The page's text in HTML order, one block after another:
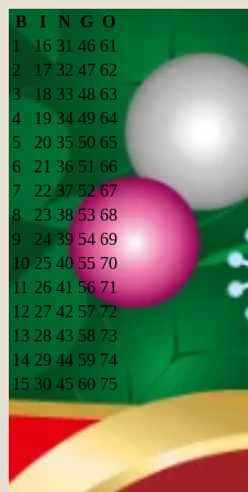
B I N G O
1
16 31 46 61
2
17 32 47 62
3
18 33 48 63
4
19 34 49 64
5
20 35 50 65
6
21 36 51 66
7
22 37 52 67
8
23 38 53 68
9
24 39 54 69
10 25 40 55 70
11 26 41 56 71
12 27 42 57 72
13 28 43 58 73
14 29 44 59 74
15 30 45 60 75